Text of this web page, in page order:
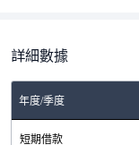
詳細數據
年度/季度
短期借款